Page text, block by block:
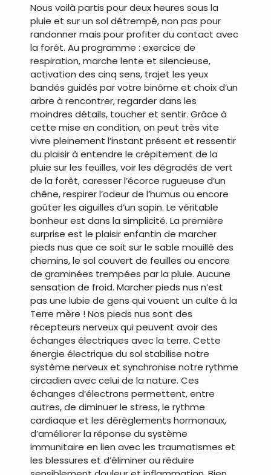
Nous voilà partis pour deux heures sous la
pluie et sur un sol détrempé, non pas pour
randonner mais pour profiter du contact avec
la forêt. Au programme : exercice de
respiration, marche lente et silencieuse,
activation des cinq sens, trajet les yeux
bandés guidés par votre binôme et choix d’un
arbre à rencontrer, regarder dans les
moindres détails, toucher et sentir. Grâce à
cette mise en condition, on peut très vite
vivre pleinement l’instant présent et ressentir
du plaisir à entendre le crépitement de la
pluie sur les feuilles, voir les dégradés de vert
de la forêt, caresser l’écorce rugueuse d’un
chêne, respirer l’odeur de l’humus ou encore
goûter les aiguilles d’un sapin. Le véritable
bonheur est dans la simplicité. La première
surprise est le plaisir enfantin de marcher
pieds nus que ce soit sur le sable mouillé des
chemins, le sol couvert de feuilles ou encore
de graminées trempées par la pluie. Aucune
sensation de froid. Marcher pieds nus n’est
pas une lubie de gens qui vouent un culte à la
Terre mère ! Nos pieds nus sont des
récepteurs nerveux qui peuvent avoir des
échanges électriques avec la terre. Cette
énergie électrique du sol stabilise notre
système nerveux et synchronise notre rythme
circadien avec celui de la nature. Ces
échanges d’électrons permettent, entre
autres, de diminuer le stress, le rythme
cardiaque et les dérèglements hormonaux,
d’améliorer la réponse du système
immunitaire en lien avec les traumatismes et
les blessures et d’éliminer ou réduire